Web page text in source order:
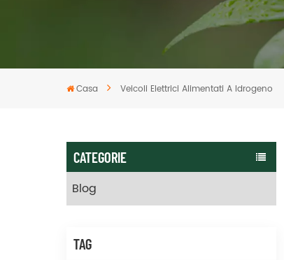
Casa Veicoli Elettrici Alimentati A Idrogeno
CATEGORIE
Blog
TAG